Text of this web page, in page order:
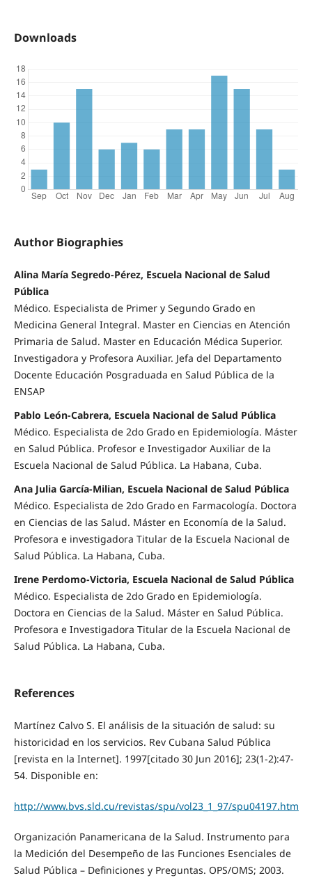
Downloads
Author Biographies
Alina María Segredo-Pérez, Escuela Nacional de Salud
Pública
Médico. Especialista de Primer y Segundo Grado en
Medicina General Integral. Master en Ciencias en Atención
Primaria de Salud. Master en Educación Médica Superior.
Investigadora y Profesora Auxiliar. Jefa del Departamento
Docente Educación Posgraduada en Salud Pública de la
ENSAP
Pablo León-Cabrera, Escuela Nacional de Salud Pública
Médico. Especialista de 2do Grado en Epidemiología. Máster
en Salud Pública. Profesor e Investigador Auxiliar de la
Escuela Nacional de Salud Pública. La Habana, Cuba.
Ana Julia García-Milian, Escuela Nacional de Salud Pública
Médico. Especialista de 2do Grado en Farmacología. Doctora
en Ciencias de las Salud. Máster en Economía de la Salud.
Profesora e investigadora Titular de la Escuela Nacional de
Salud Pública. La Habana, Cuba.
Irene Perdomo-Victoria, Escuela Nacional de Salud Pública
Médico. Especialista de 2do Grado en Epidemiología.
Doctora en Ciencias de la Salud. Máster en Salud Pública.
Profesora e Investigadora Titular de la Escuela Nacional de
Salud Pública. La Habana, Cuba.
References
Martínez Calvo S. El análisis de la situación de salud: su
historicidad en los servicios. Rev Cubana Salud Pública
[revista en la Internet]. 1997[citado 30 Jun 2016]; 23(1-2):47-
54. Disponible en:
http://www.bvs.sld.cu/revistas/spu/vol23_1_97/spu04197.htm
Organización Panamericana de la Salud. Instrumento para
la Medición del Desempeño de las Funciones Esenciales de
Salud Pública – Definiciones y Preguntas. OPS/OMS; 2003.